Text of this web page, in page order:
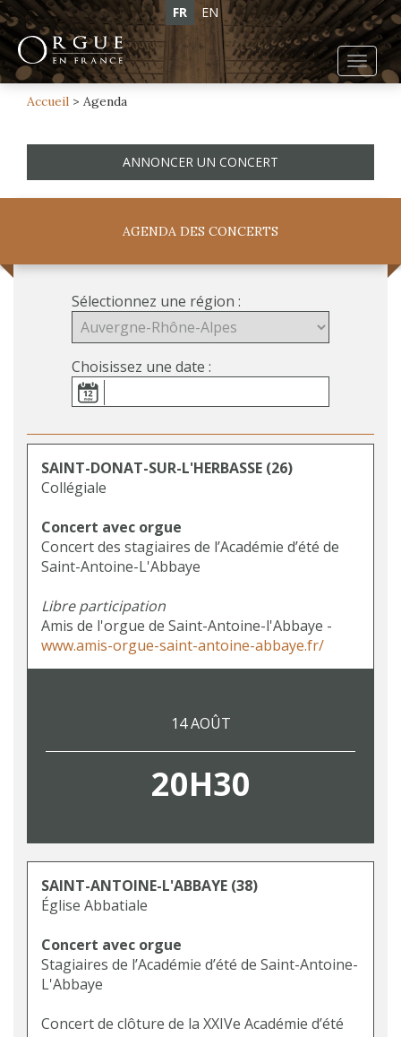
FR EN
Accueil > Agenda
ANNONCER UN CONCERT
AGENDA DES CONCERTS
Sélectionnez une région :
Choisissez une date :
SAINT-DONAT-SUR-L'HERBASSE (26)
Collégiale
Concert avec orgue
Concert des stagiaires de l’Académie d’été de
Saint-Antoine-L'Abbaye
Libre participation
Amis de l'orgue de Saint-Antoine-l'Abbaye -
www.amis-orgue-saint-antoine-abbaye.fr/
14 AOÛT
20H30
SAINT-ANTOINE-L'ABBAYE (38)
Église Abbatiale
Concert avec orgue
Stagiaires de l’Académie d’été de Saint-Antoine-
L'Abbaye
Concert de clôture de la XXIVe Académie d’été